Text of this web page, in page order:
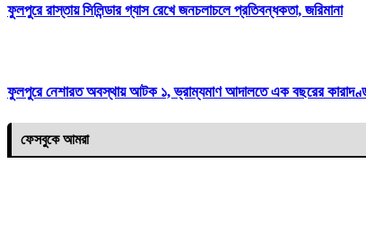
ফুলপুরে রাস্তায় সিলিন্ডার গ্যাস রেখে জনচলাচলে প্রতিবন্ধকতা, জরিমানা
ফুলপুরে নেশারত অবস্থায় আটক ১, ভ্রাম্যমাণ আদালতে এক বছরের
ফেসবুকে আমরা